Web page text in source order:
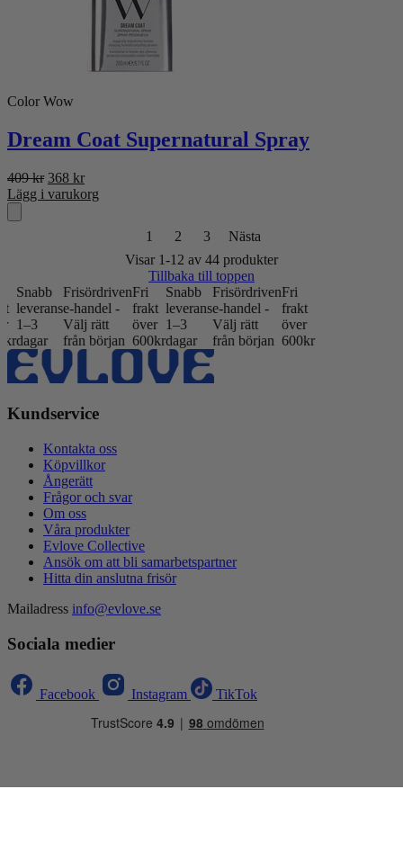
Color Wow
Dream Coat Supernatural Spray
409kr Det
ursprungliga
368 krDet
nuvarande
Lägg i varukorg
1 2 3
Nästa
Visar 1-12 av 44 produkter
Tillbaka till toppen
Frisördriven
e-handel -
Välj rätt
från början
Fri
frakt
över
600kr
Snabb
leverans
1–3
dagar
Frisördriven
e-handel -
Välj rätt
från början
Fri
frakt
över
600kr
Kundservice
Kontakta oss
Köpvillkor
Ångerätt
Frågor och svar
Om oss
Våra produkter
Evlove Collective
Ansök om att bli samarbetspartner
Hitta din anslutna frisör
Mailadress info@evlove.se
Sociala medier
Facebook Instagram TikTok